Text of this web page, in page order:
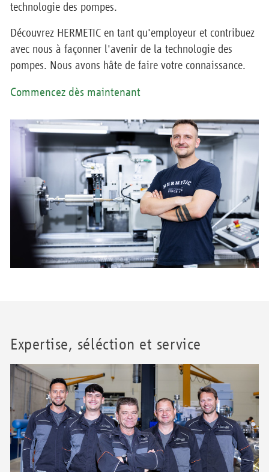
technologie des pompes.
Découvrez HERMETIC en tant qu'employeur et contribuez
avec nous à façonner l'avenir de la technologie des
pompes. Nous avons hâte de faire votre connaissance.
Commencez dès maintenant
Expertise, séléction et service